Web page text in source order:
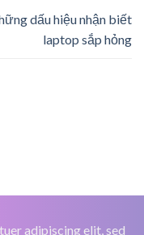
dấu hiệu nhận biết
laptop sắp hỏng
adipiscing elit, sed